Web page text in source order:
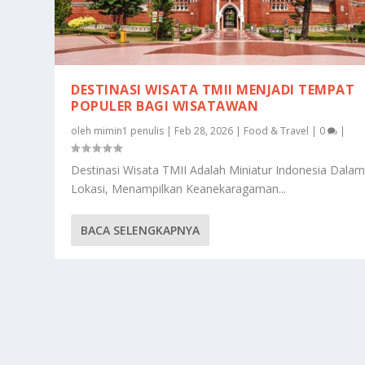
DESTINASI WISATA TMII MENJADI TEMPAT
POPULER BAGI WISATAWAN
oleh mimin1 penulis | Feb 28, 2026 | Food & Travel | 0 |
Destinasi Wisata TMII Adalah Miniatur Indonesia
Lokasi, Menampilkan Keanekaragaman...
BACA SELENGKAPNYA